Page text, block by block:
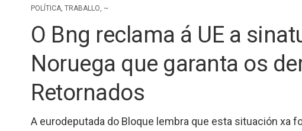
POLÍTICA, TRABALLO, ~
O Bng reclama á UE a
Noruega que garanta os
Retornados
A eurodeputada do Bloque lembra que esta situación xa